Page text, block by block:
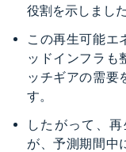
役割を示しました
この再生可能エ
ッドインフラも
ッチギアの需要
す。
したがって、
が、予測期間中